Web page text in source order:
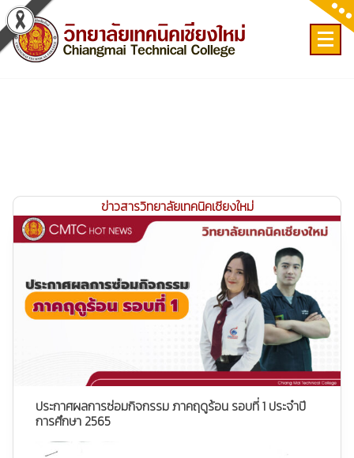
Skip
to
content
ข่าวสารวิทยาลัยเทคนิคเชียงใหม่
ประกาศผลการซ่อมกิจกรรม ภาคฤดูร้อน รอบที่ 1 ประจำปี
การศึกษา 2565